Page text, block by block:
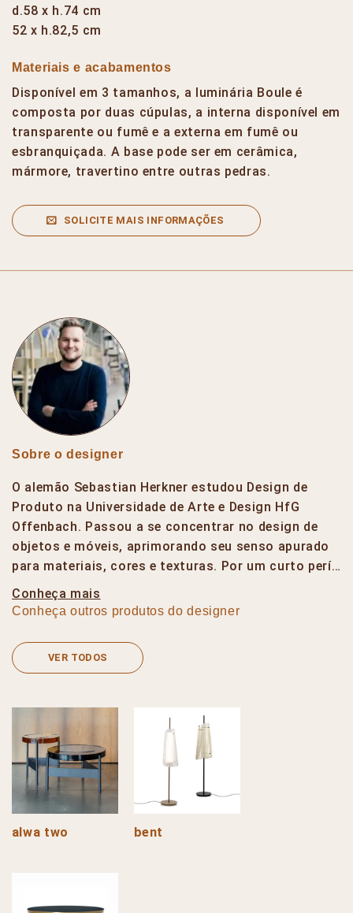
d.58 x h.74 cm
52 x h.82,5 cm
Materiais e acabamentos
Disponível em 3 tamanhos, a luminária Boule é
composta por duas cúpulas, a interna disponível em
transparente ou fumê e a externa em fumê ou
esbranquiçada. A base pode ser em cerâmica,
mármore, travertino entre outras pedras.
SOLICITE MAIS INFORMAÇÕES
Sobre o designer
O alemão Sebastian Herkner estudou Design de
Produto na Universidade de Arte e Design HfG
Offenbach. Passou a se concentrar no design de
objetos e móveis, aprimorando seu senso apurado
para materiais, cores e texturas. Por um curto perí…
Conheça mais
Conheça outros produtos do designer
VER TODOS
alwa two bent